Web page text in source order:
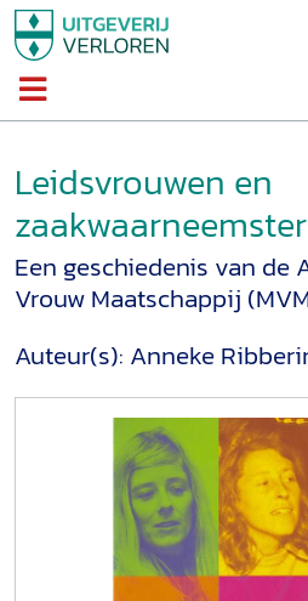
Leidsvrouwen en
Een geschiedenis van de
Vrouw Maatschappij
Auteur(s): Anneke